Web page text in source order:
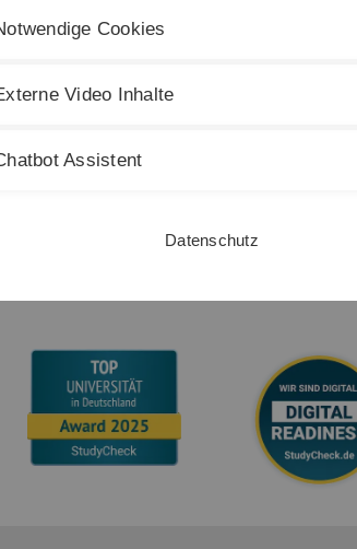
Gebärdensprache
Cookies
Video Inhalte
Assistent
Datenschutz